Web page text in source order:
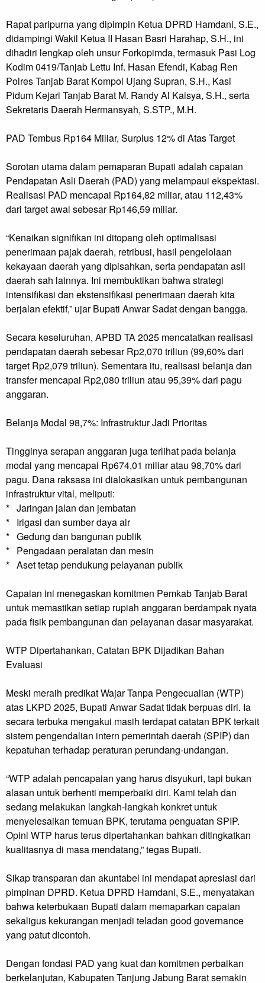
Rapat paripurna yang dipimpin Ketua DPRD Hamdani, S.E.,
didampingi Wakil Ketua II Hasan Basri Harahap, S.H., ini
dihadiri lengkap oleh unsur Forkopimda, termasuk Pasi Log
Kodim 0419/Tanjab Lettu Inf. Hasan Efendi, Kabag Ren
Polres Tanjab Barat Kompol Ujang Supran, S.H., Kasi
Pidum Kejari Tanjab Barat M. Randy Al Kaisya, S.H., serta
Sekretaris Daerah Hermansyah, S.STP., M.H.
PAD Tembus Rp164 Miliar, Surplus 12% di Atas Target
Sorotan utama dalam pemaparan Bupati adalah capaian
Pendapatan Asli Daerah (PAD) yang melampaui ekspektasi.
Realisasi PAD mencapai Rp164,82 miliar, atau 112,43%
dari target awal sebesar Rp146,59 miliar.
“Kenaikan signifikan ini ditopang oleh optimalisasi
penerimaan pajak daerah, retribusi, hasil pengelolaan
kekayaan daerah yang dipisahkan, serta pendapatan asli
daerah sah lainnya. Ini membuktikan bahwa strategi
intensifikasi dan ekstensifikasi penerimaan daerah kita
berjalan efektif,” ujar Bupati Anwar Sadat dengan bangga.
Secara keseluruhan, APBD TA 2025 mencatatkan realisasi
pendapatan daerah sebesar Rp2,070 triliun (99,60% dari
target Rp2,079 triliun). Sementara itu, realisasi belanja dan
transfer mencapai Rp2,080 triliun atau 95,39% dari pagu
anggaran.
Belanja Modal 98,7%: Infrastruktur Jadi Prioritas
Tingginya serapan anggaran juga terlihat pada belanja
modal yang mencapai Rp674,01 miliar atau 98,70% dari
pagu. Dana raksasa ini dialokasikan untuk pembangunan
infrastruktur vital, meliputi:
* Jaringan jalan dan jembatan
* Irigasi dan sumber daya air
* Gedung dan bangunan publik
* Pengadaan peralatan dan mesin
* Aset tetap pendukung pelayanan publik
Capaian ini menegaskan komitmen Pemkab Tanjab Barat
untuk memastikan setiap rupiah anggaran berdampak nyata
pada fisik pembangunan dan pelayanan dasar masyarakat.
WTP Dipertahankan, Catatan BPK Dijadikan Bahan
Evaluasi
Meski meraih predikat Wajar Tanpa Pengecualian (WTP)
atas LKPD 2025, Bupati Anwar Sadat tidak berpuas diri. Ia
secara terbuka mengakui masih terdapat catatan BPK terkait
sistem pengendalian intern pemerintah daerah (SPIP) dan
kepatuhan terhadap peraturan perundang-undangan.
“WTP adalah pencapaian yang harus disyukuri, tapi bukan
alasan untuk berhenti memperbaiki diri. Kami telah dan
sedang melakukan langkah-langkah konkret untuk
menyelesaikan temuan BPK, terutama penguatan SPIP.
Opini WTP harus terus dipertahankan bahkan ditingkatkan
kualitasnya di masa mendatang,” tegas Bupati.
Sikap transparan dan akuntabel ini mendapat apresiasi dari
pimpinan DPRD. Ketua DPRD Hamdani, S.E., menyatakan
bahwa keterbukaan Bupati dalam memaparkan capaian
sekaligus kekurangan menjadi teladan good governance
yang patut dicontoh.
Dengan fondasi PAD yang kuat dan komitmen perbaikan
berkelanjutan, Kabupaten Tanjung Jabung Barat semakin